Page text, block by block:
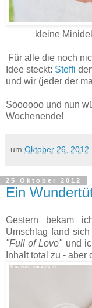
kleine
Für alle die noch
Idee steckt: Steffi
und wir (jeder der
Soooooo und nun
Wochenende!
um Oktober 26, 2012
25 Oktober 2012
Ein
Gestern bekam
Umschlag fand
"Full of Love" und
Inhalt total zu - aber